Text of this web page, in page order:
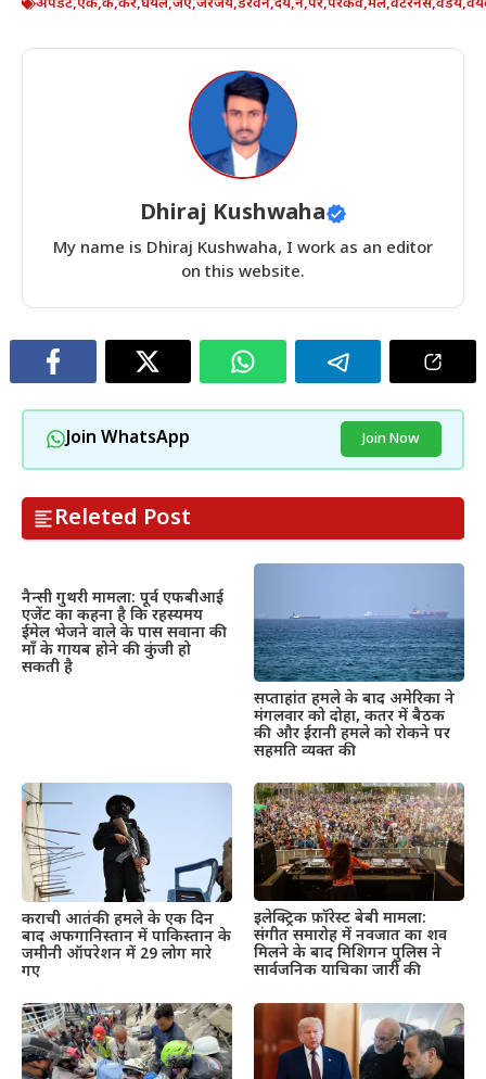
Dhiraj Kushwaha
My name is Dhiraj Kushwaha, I work as an editor
on this website.
Join WhatsApp Join Now
Releted Post
नैन्सी गुथरी मामला: पूर्व एफबीआई
एजेंट का कहना है कि रहस्यमय
ईमेल भेजने वाले के पास सवाना की
माँ के गायब होने की कुंजी हो
सकती है
सप्ताहांत हमले के बाद अमेरिका ने
मंगलवार को दोहा, कतर में बैठक
की और ईरानी हमले को रोकने पर
सहमति व्यक्त की
कराची आतंकी हमले के एक दिन
बाद अफगानिस्तान में पाकिस्तान के
जमीनी ऑपरेशन में 29 लोग मारे
गए
इलेक्ट्रिक फ़ॉरेस्ट बेबी मामला:
संगीत समारोह में नवजात का शव
मिलने के बाद मिशिगन पुलिस ने
सार्वजनिक याचिका जारी की